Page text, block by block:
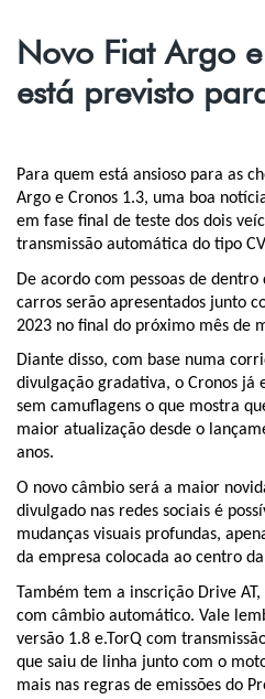
Novo Fiat Argo
está previsto
Para quem está ansioso para as
Argo e Cronos 1.3, uma boa
em fase final de teste dos dois
transmissão automática do tipo
De acordo com pessoas de
carros serão apresentados junto
2023 no final do próximo mês de
Diante disso, com base numa
divulgação gradativa, o Cronos já
sem camuflagens o que mostra
maior atualização desde o
anos.
O novo câmbio será a maior
divulgado nas redes sociais é
mudanças visuais profundas,
da empresa colocada ao centro
Também tem a inscrição Drive
com câmbio automático. Vale
versão 1.8 e.TorQ com
que saiu de linha junto com o
mais nas regras de emissões do